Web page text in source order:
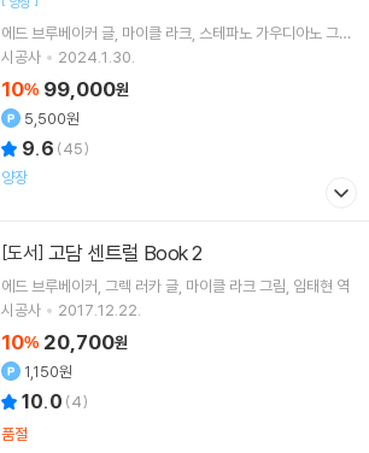
에드 브루베이커 글 마이클 라크 스테파노 가우디아노 그
림 이용석역
시공사 2024.1.30.
10% 99,000원
5,500원
9.6 (45)
양장
[도서] 고담 센트럴 Book 2
에드 브루베이커 그렉 러카글 마이클 라크 그림 임태현 역
시공사
2017.12.22.
10% 20,700원
1,150원
10.0 (4)
품절